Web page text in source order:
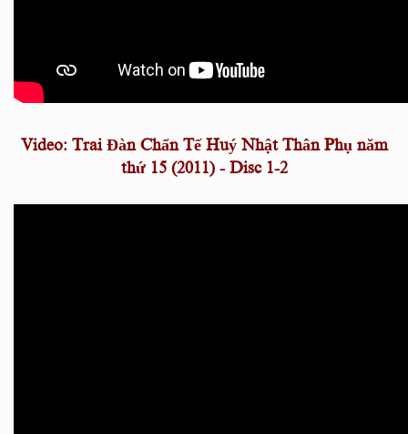
Video: Trai Đàn Chẩn Tế Huý Nhật Thân Phụ năm
thứ 15 (2011) - Disc 1-2